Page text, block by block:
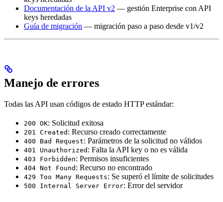
Documentación de la API v2 — gestión Enterprise con API
keys heredadas
Guía de migración — migración paso a paso desde v1/v2
Manejo de errores
Todas las API usan códigos de estado HTTP estándar:
200 OK: Solicitud exitosa
201 Created : Recurso creado correctamente
400 Bad Request: Parámetros de la solicitud no válidos
401 Unauthorized : Falta la API key o no es válida
403 Forbidden: Permisos insuficientes
404 Not Found : Recurso no encontrado
429 Too Many Requests: Se superó el límite de solicitudes
500 Internal Server Error: Error del servidor